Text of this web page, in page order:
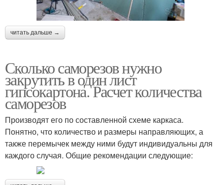
читать дальше →
Сколько саморезов нужно
закрутить в один лист
гипсокартона. Расчет количества
саморезов
Производят его по составленной схеме каркаса.
Понятно, что количество и размеры направляющих, а
также перемычек между ними будут индивидуальны для
каждого случая. Общие рекомендации следующие: